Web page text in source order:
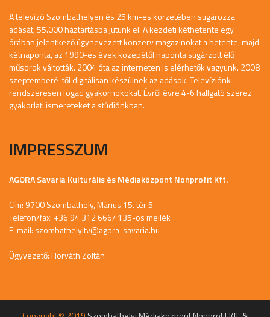
A televízó Szombathelyen és 25 km-es körzetében sugározza
adását, 55.000 háztartásba jutunk el. A kezdeti kéthetente egy
órában jelentkező úgynevezett konzerv magazinokat a hetente, majd
kétnaponta, az 1990-es évek közepétől naponta sugárzott élő
műsorok váltották. 2004 óta az interneten is elérhetők vagyunk. 2008
szeptemberé-től digitálisan készülnek az adások. Televíziónk
rendszeresen fogad gyakornokokat. Évről évre 4-6 hallgató szerez
gyakorlati ismereteket a stúdiónkban.
IMPRESSZUM
AGORA Savaria Kulturális és Médiaközpont Nonprofit Kft.
Cím: 9700 Szombathely, Márius 15. tér 5.
Telefon/fax: +36 94 312 666/ 135-ös mellék
E-mail: szombathelyitv@agora-savaria.hu
Ügyvezető: Horváth Zoltán